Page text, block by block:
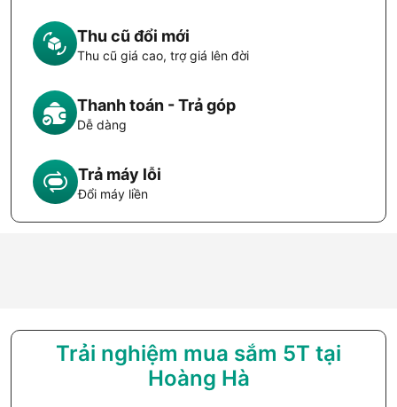
Thu cũ đổi mới
Thu cũ giá cao, trợ giá lên đời
Thanh toán - Trả góp
Dễ dàng
Trả máy lỗi
Đổi máy liền
Trải nghiệm mua sắm 5T tại
Hoàng Hà